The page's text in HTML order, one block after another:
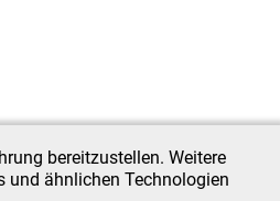
bereitzustellen. Weitere
und ähnlichen Technologien